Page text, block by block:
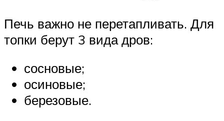
Печь важно не перетапливать. Для
топки берут 3 вида дров:
сосновые;
осиновые;
березовые.